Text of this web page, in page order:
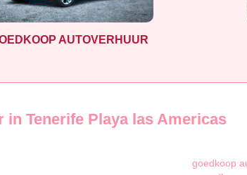
AUTOVERHUUR
in Tenerife Playa las Americas
goedkoop